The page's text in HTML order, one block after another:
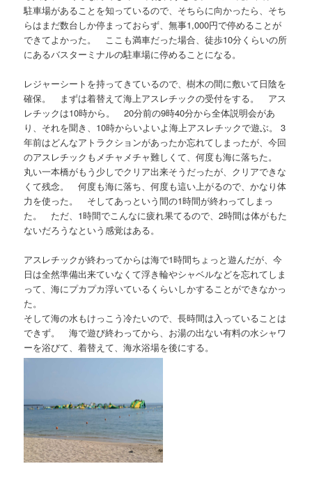
駐車場があることを知っているので、そちらに向かったら、そち
らはまだ数台しか停まっておらず、無事1,000円で停めることが
できてよかった。 ここも満車だった場合、徒歩10分くらいの所
にあるバスターミナルの駐車場に停めることになる。
レジャーシートを持ってきているので、樹木の間に敷いて日陰を
確保。 まずは着替えて海上アスレチックの受付をする。 アス
レチックは10時から。 20分前の9時40分から全体説明会があ
り、それを聞き、10時からいよいよ海上アスレチックで遊ぶ。 3
年前はどんなアトラクションがあったか忘れてしまったが、今回
のアスレチックもメチャメチャ難しくて、何度も海に落ちた。
丸い一本橋がもう少しでクリア出来そうだったが、クリアできな
くて残念。 何度も海に落ち、何度も這い上がるので、かなり体
力を使った。 そしてあっという間の1時間が終わってしまっ
た。 ただ、1時間でこんなに疲れ果てるので、2時間は体がもた
ないだろうなという感覚はある。
アスレチックが終わってからは海で1時間ちょっと遊んだが、今
日は全然準備出来ていなくて浮き輪やシャベルなどを忘れてしま
って、海にプカプカ浮いているくらいしかすることができなかっ
た。
そして海の水もけっこう冷たいので、長時間は入っていることは
できず。 海で遊び終わってから、お湯の出ない有料の水シャワ
ーを浴びて、着替えて、海水浴場を後にする。